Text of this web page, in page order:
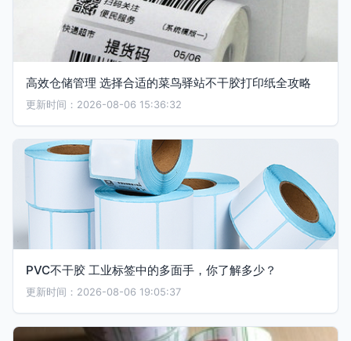
高效仓储管理 选择合适的菜鸟驿站不干胶打印纸全攻略
更新时间：2026-08-06 15:36:32
PVC不干胶 工业标签中的多面手，你了解多少？
更新时间：2026-08-06 19:05:37